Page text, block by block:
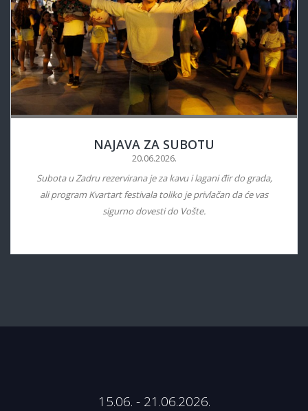
NAJAVA ZA SUBOTU
20.06.2026.
Subota u Zadru rezervirana je za kavu i lagani đir do grada,
ali program Kvartart festivala toliko je privlačan da će vas
sigurno dovesti do Vošte.
15.06. - 21.06.2026.